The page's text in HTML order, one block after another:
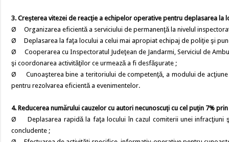
3. Creşterea vitezei de reacţie a echipelor operative pentru deplasarea
Ø Organizarea eficientă a serviciului de permanenţă la nivelul
Ø Deplasarea la faţa locului a celui mai apropiat echipaj de poliţie şi
Ø Cooperarea cu Inspectoratul Judeţean de Jandarmi, Serviciul de
şi coordonarea activităţilor ce urmează a fi desfăşurate ;
Ø Cunoaşterea bine a teritoriului de competenţă, a modului de
pentru rezolvarea eficientă a evenimentelor.
4. Reducerea numărului cauzelor cu autori necunoscuţi cu cel puţin 7%
Ø Deplasarea rapidă la faţa locului în cazul comiterii unei infracţiuni
concludente ;